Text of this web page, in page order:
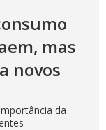
mas
novos
da